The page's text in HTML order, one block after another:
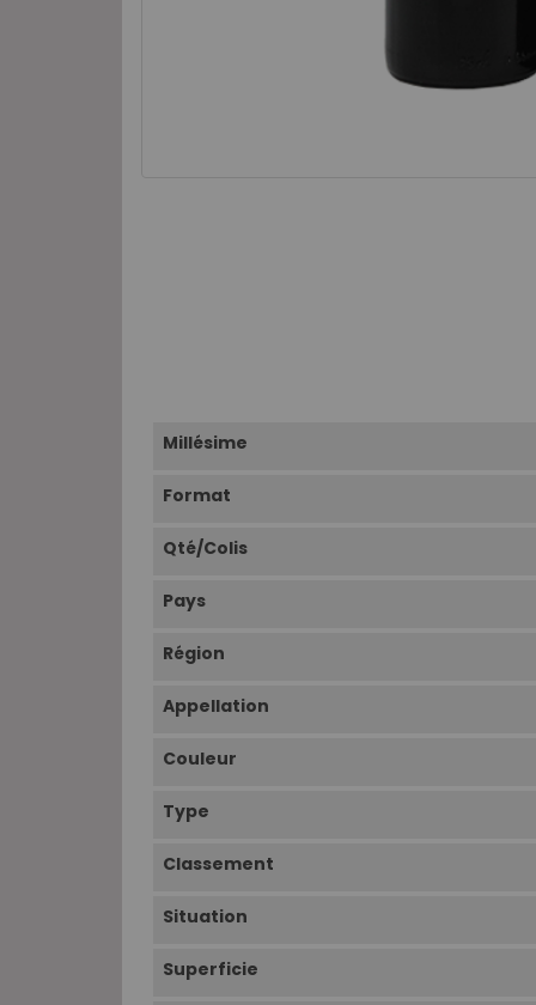
Millésime
Format
Qté/Colis
Pays
Région
Appellation
Couleur
Type
Classement
Situation
Superficie